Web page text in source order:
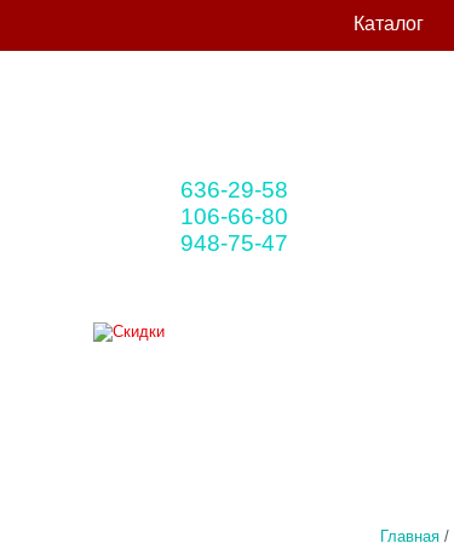
Главная /
636-29-58
106-66-80
948-75-47
Каталог